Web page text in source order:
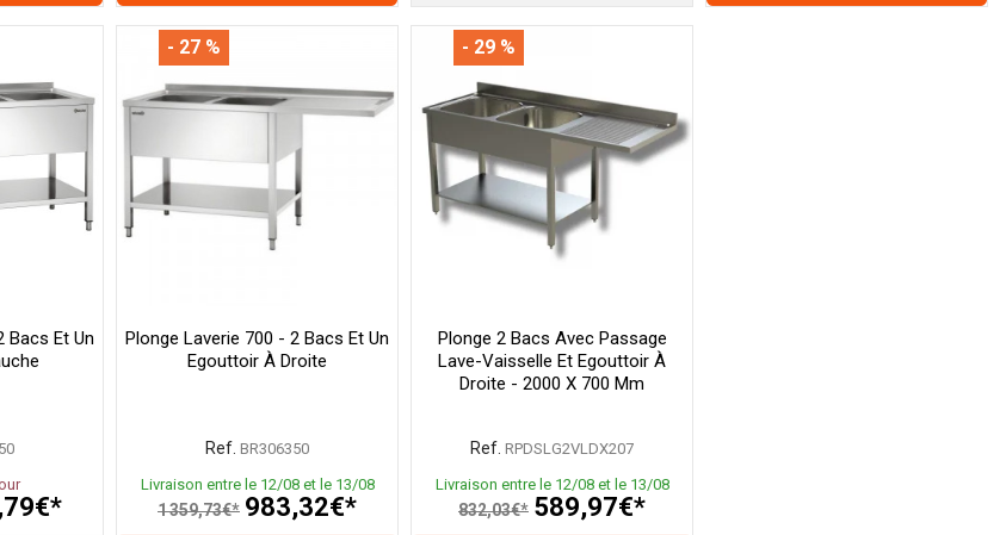
Bacs Et Un
Plonge Laverie 700 - 2 Bacs Et Un
Egouttoir À Droite
Ref. BR306350
Livraison entre le 12/08 et le 13/08
1 359,73€* 983,32€*
- 27 %
Plonge 2 Bacs Avec Passage
Lave-Vaisselle Et Egouttoir À
Droite - 2000 X 700 Mm
Ref. RPDSLG2VLDX207
Livraison entre le 12/08 et le 13/08
832,03€* 589,97€*
- 29 %